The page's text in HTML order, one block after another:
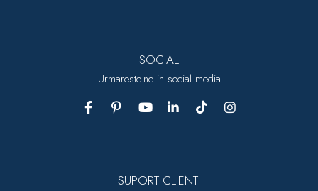
SOCIAL
Urmareste-ne in social media
SUPORT CLIENTI